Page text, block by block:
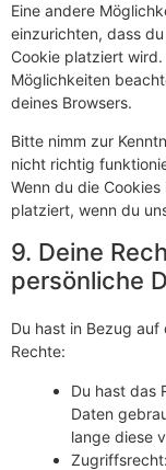
Eine andere
einzurichten, dass
Cookie platziert
Möglichkeiten
deines Browsers.
Bitte nimm zur
nicht richtig
Wenn du die
platziert, wenn du
9. Deine
persönliche
Du hast in Bezug
Rechte:
Du hast das
Daten
lange diese